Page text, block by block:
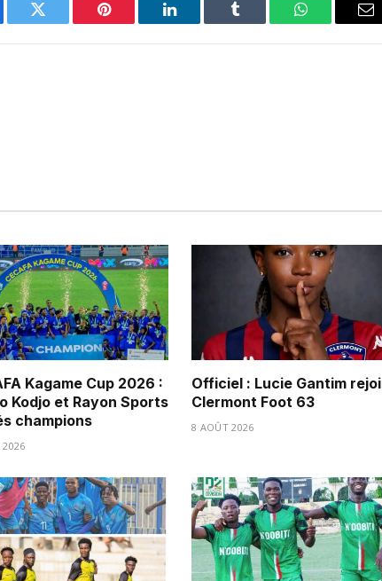
Twitter Pinterest LinkedIn Tumblr WhatsApp
Kagame Cup 2026 :
Kodjo et Rayon Sports
champions
Officiel : Lucie Gantim
Clermont Foot 63
8 AOÛT 2026